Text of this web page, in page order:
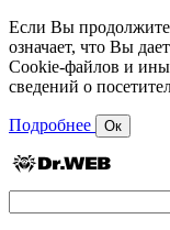
Если Вы продолжите
означает, что Вы
Cookie-файлов и
сведений о
Подробнее Ок